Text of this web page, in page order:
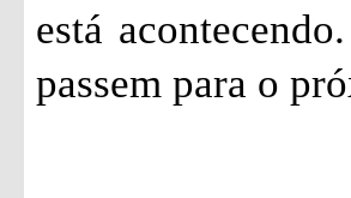
está
passem para o